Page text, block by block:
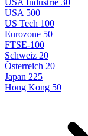
USA Industrie 30
USA 500
US Tech 100
Eurozone 50
FTSE-100
Schweiz 20
Österreich 20
Japan 225
Hong Kong 50